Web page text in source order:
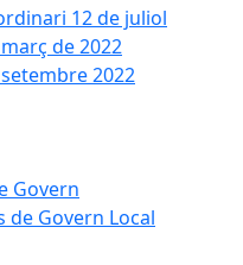
12 de juliol
de 2022
2022
Govern
de Govern Local